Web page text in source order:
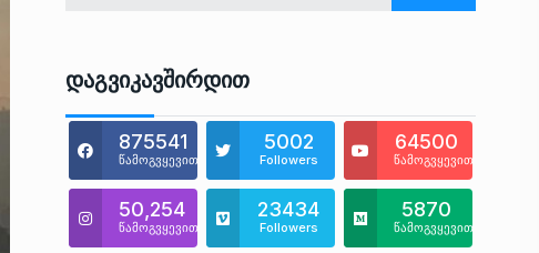
Დაგვიკავშირდით
875541
წამოგვყევით
5002
Followers
64500
წამოგვყევით
50,254
წამოგვყევით
23434
Followers
5870
წამოგვყევით